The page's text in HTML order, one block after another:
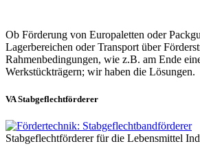
Ob Förderung von Europaletten oder
Lagerbereichen oder Transport über
Rahmenbedingungen, wie z.B. am Ende
Werkstückträgern; wir haben die Lösungen.
VA Stabgeflechtförderer
Stabgeflechtförderer für die Lebensmittel